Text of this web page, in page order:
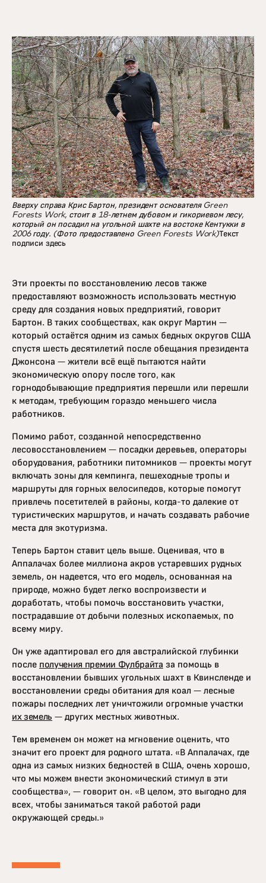
Вверху справа Крис Бартон, президент основателя Green
Forests Work, стоит в 18-летнем дубовом и гикориевом лесу,
который он посадил на угольной шахте на востоке Кентукки в
2006 году. (Фото предоставлено Green Forests Work)Текст
подписи здесь
Эти проекты по восстановлению лесов также
предоставляют возможность использовать местную
среду для создания новых предприятий, говорит
Бартон. В таких сообществах, как округ Мартин —
который остаётся одним из самых бедных округов США
спустя шесть десятилетий после обещания президента
Джонсона — жители всё ещё пытаются найти
экономическую опору после того, как
горнодобывающие предприятия перешли или перешли
к методам, требующим гораздо меньшего числа
работников.
Помимо работ, созданной непосредственно
лесовосстановлением — посадки деревьев, операторы
оборудования, работники питомников — проекты могут
включать зоны для кемпинга, пешеходные тропы и
маршруты для горных велосипедов, которые помогут
привлечь посетителей в районы, когда-то далекие от
туристических маршрутов, и начать создавать рабочие
места для экотуризма.
Теперь Бартон ставит цель выше. Оценивая, что в
Аппалачах более миллиона акров устаревших рудных
земель, он надеется, что его модель, основанная на
природе, можно будет легко воспроизвести и
доработать, чтобы помочь восстановить участки,
пострадавшие от добычи полезных ископаемых, по
всему миру.
Он уже адаптировал его для австралийской глубинки
после получения премии Фулбрайта за помощь в
восстановлении бывших угольных шахт в Квинсленде и
восстановлении среды обитания для коал — лесные
пожары последних лет уничтожили огромные участки
их земель — других местных животных.
Тем временем он может на мгновение оценить, что
значит его проект для родного штата. «В Аппалачах, где
одна из самых низких бедностей в США, очень хорошо,
что мы можем внести экономический стимул в эти
сообщества», — говорит он. «В целом, это выгодно для
всех, чтобы заниматься такой работой ради
окружающей среды.»